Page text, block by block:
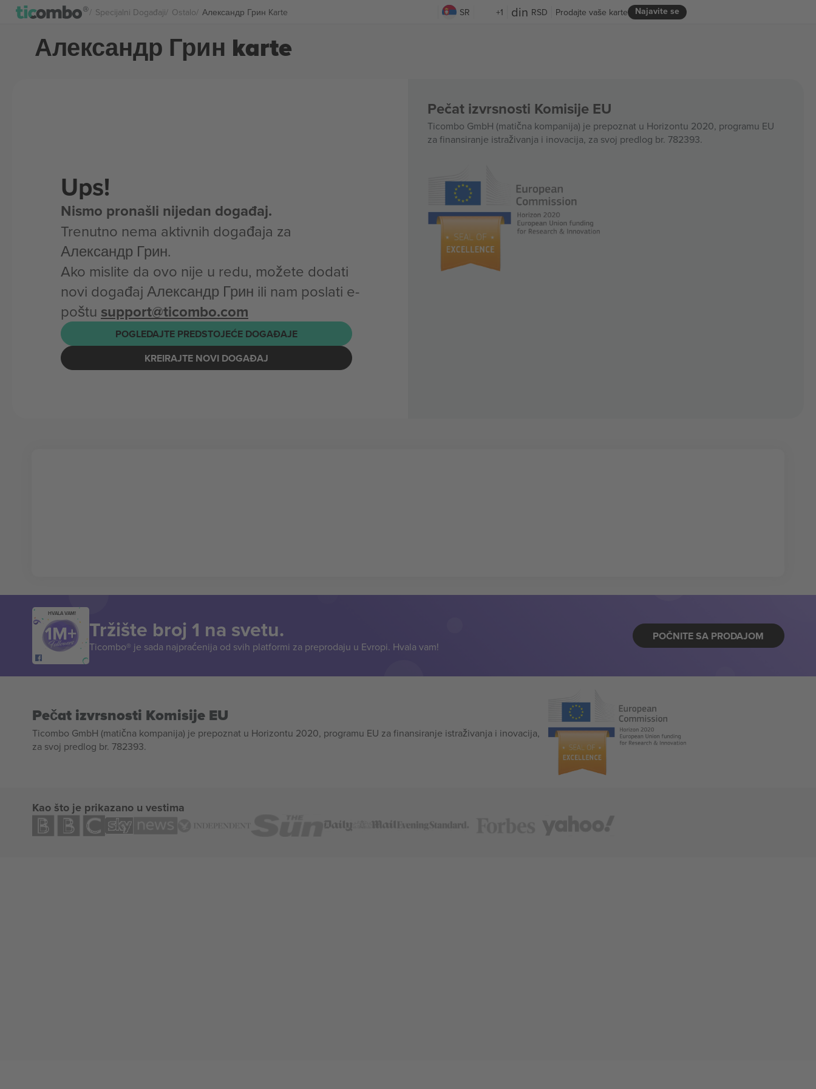
Specijalni Događaji Ostalo Александр Грин Karte SR +1 RSD Najavite se
Prodajte vaše karte
Александр Грин karte
Ups!
Nismo pronašli nijedan događaj.
Trenutno nema aktivnih događaja za
Александр Грин.
Ako mislite da ovo nije u redu, možete dodati
novi događaj Александр Грин ili nam poslati e-
poštu support@ticombo.com
POGLEDAJTE PREDSTOJEĆE DOGAĐAJE
KREIRAJTE NOVI DOGAĐAJ
Pečat izvrsnosti Komisije EU
Ticombo GmbH (matična kompanija) je prepoznat u Horizontu 2020, programu EU
za finansiranje istraživanja i inovacija, za svoj predlog br. 782393.
HVALA VAM!
Tržište broj 1 na svetu.
Ticombo® je sada najpraćenija od svih platformi za preprodaju u Evropi. Hvala vam!
POČNITE SA PRODAJOM
Pečat izvrsnosti Komisije EU
Ticombo GmbH (matična kompanija) je prepoznat u Horizontu 2020, programu EU za finansiranje istraživanja i inovacija,
za svoj predlog br. 782393.
Kao što je prikazano u vestima